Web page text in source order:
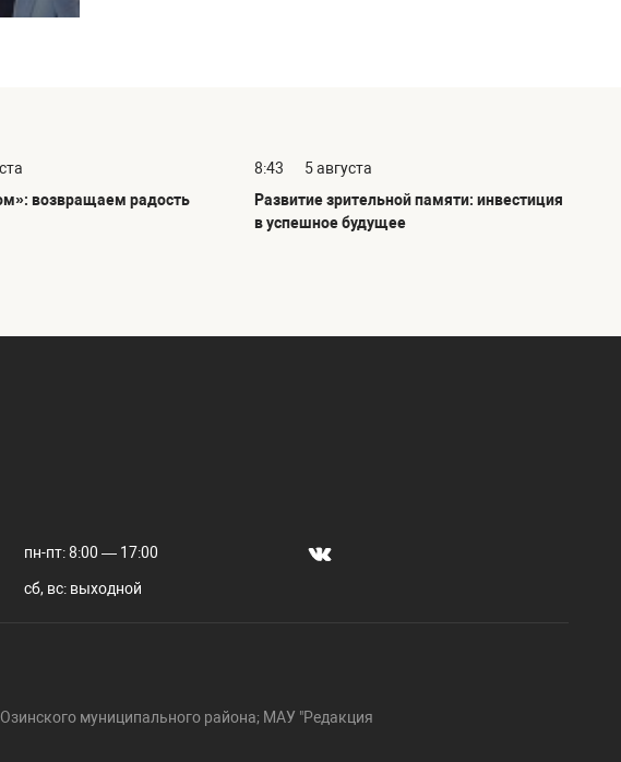
возвращаем радость
8:43
5 августа
Развитие зрительной памяти: инвестиция
в успешное будущее
пн-пт: 8:00 — 17:00
сб, вс: выходной
муниципального района; МАУ "Редакция